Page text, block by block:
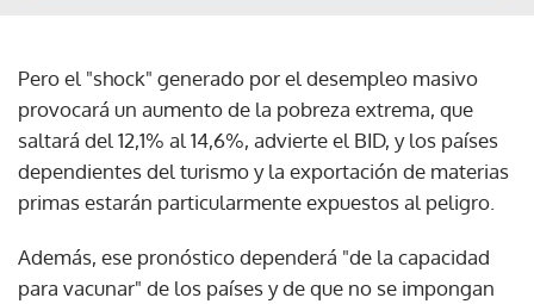
Pero el "shock" generado por el desempleo masivo
provocará un aumento de la pobreza extrema, que
saltará del 12,1% al 14,6%, advierte el BID, y los países
dependientes del turismo y la exportación de materias
primas estarán particularmente expuestos al peligro.
Además, ese pronóstico dependerá "de la capacidad
para vacunar" de los países y de que no se impongan